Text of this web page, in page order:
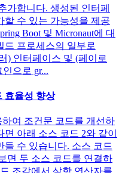
가합니다. 생성된 인터페
할 수 있는 가능성을 제공
Boot 및 Micronaut에 대
드 프로세스의 일부로
) 인터페이스 및 (페이로
으로 gr...
효율성 향상
여 조건문 코드를 개선하
아래 소스 코드 2와 같이
들 수 있습니다. 소스 코드
면 두 소스 코드를 연결하